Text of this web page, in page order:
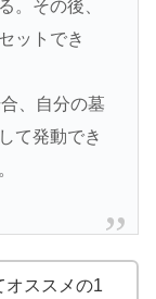
。その後、
ットでき
、自分の墓
て発動でき
オススメの1